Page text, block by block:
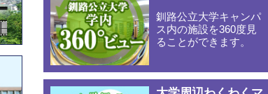
2026年06月02日
入試
進学相談会の参加予定について
2026年05月25日
採用情報
令和8年度公立大学法人釧路公立大学事務職
釧路公立大学キャンパ
ス内の施設を360度見
ることができます。